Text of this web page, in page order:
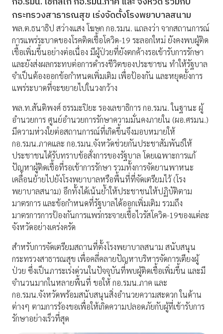
กระทรวงสาธารณสุข เร่งจัดตั้งโรงพยาบาลสนาม
พล.ต.ธนาธิป สว่างแสง โฆษก กอ.รมน. แถลงว่า จากสถานการณ์
การแพร่ระบาดของโรคติดเชื้อโควิด-19 ระลอกใหม่ ยังคงพบผู้ติด
เชื้อเพิ่มขึ้นอย่างต่อเนื่อง มีผู้ป่วยที่ยังตกค้างรอเข้ารับการรักษา
และยังส่งผลกระทบต่อการดำรงชีวิตของประชาชน ทำให้รัฐบาล
จำเป็นต้องออกข้อกำหนดเพิ่มเติม เพื่อป้องกัน และหยุดยั้งการ
แพร่ระบาดที่จะขยายไปในวงกว้าง
พล.ท.สันติพงศ์ ธรรมะปิยะ รองเลขาธิการ กอ.รมน. ในฐานะ ผู้
อำนวยการ ศูนย์อำนวยการรักษาความมั่นคงภายใน (ผอ.ศรมน.)
มีความห่วงใยต่อสถานการณ์ที่เกิดขึ้นจึงมอบหมายให้
กอ.รมน.ภาคและ กอ.รมน.จังหวัดช่วยกันประชาสัมพันธ์ให้
ประชาชนได้รับทราบข้อสั่งการของรัฐบาล โดยเฉพาะการแก้
ปัญหาผู้ติดเชื้อที่รอเข้าการรักษา รวมทั้งการจัดยานพาหนะ
เคลื่อนย้ายไปยังโรงพยาบาลหรือพื้นที่ที่จัดเตรียมไว้ (โรง
พยาบาลสนาม) อีกทั้งได้เน้นย้ำให้ประชาชนให้ปฏิบัติตาม
มาตรการ และข้อกำหนดที่รัฐบาลได้ออกเพิ่มเติม รวมถึง
มาตรการการป้องกันการแพร่กระจายเชื้อไวรัสโควิด-19ของแต่ละ
จังหวัดอย่างเคร่งครัด
สำหรับการจัดเตรียมสถานที่ตั้งโรงพยาบาลสนาม สนับสนุน
กระทรวงสาธารณสุข เพื่อคลี่คลายปัญหาบริหารจัดการเตียงผู้
ป่วย ซึ่งเป็นภาระเร่งด่วนในปัจจุบันที่พบผู้ติดเชื้อเพิ่มขึ้น และมี
จำนวนมากในหลายพื้นที่ ขอให้ กอ.รมน.ภาค และ
กอ.รมน.จังหวัดพร้อมสนับสนุนสิ่งอำนวยความสะดวก ในด้าน
ต่างๆ ตามการร้องขอเพื่อให้เกิดความปลอดภัยกับผู้ที่เข้ารับการ
รักษาอย่างเร็วที่สุด